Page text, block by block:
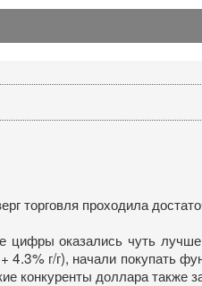
торговля проходила
оказались чуть
г/г), начали покупать
конкуренты доллара также